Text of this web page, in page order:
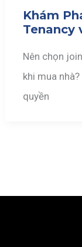
Khám
Tenancy
Nên chọn
khi mua
quyền